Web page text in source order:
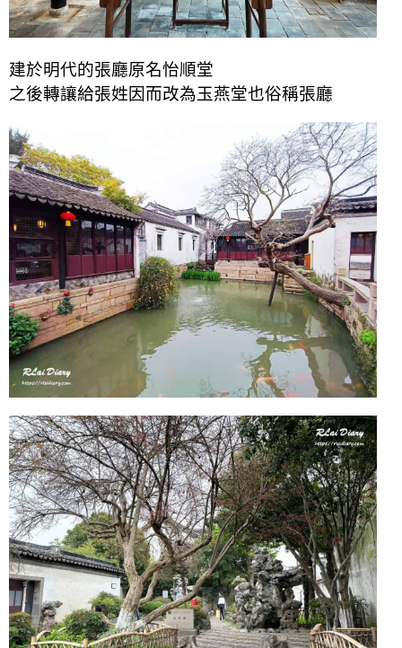
建於明代的張廳原名怡順堂
之後轉讓給張姓因而改為玉燕堂也俗稱張廳